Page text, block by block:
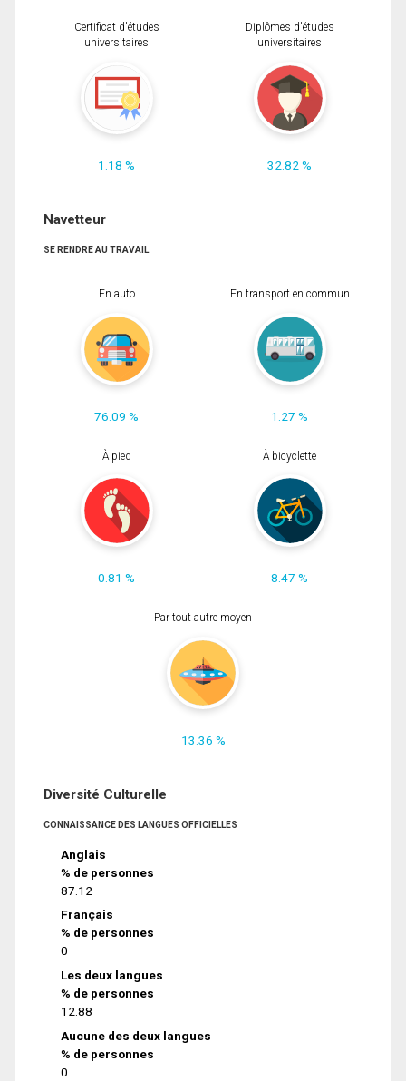
Certificat d'études
universitaires
1.18 %
Diplômes d'études
universitaires
32.82 %
Navetteur
SE RENDRE AU TRAVAIL
En auto
76.09 %
En transport en commun
1.27 %
À pied
0.81 %
À bicyclette
8.47 %
Par tout autre moyen
13.36 %
Diversité Culturelle
CONNAISSANCE DES LANGUES OFFICIELLES
Anglais
% de personnes
87.12
Français
% de personnes
0
Les deux langues
% de personnes
12.88
Aucune des deux langues
% de personnes
0